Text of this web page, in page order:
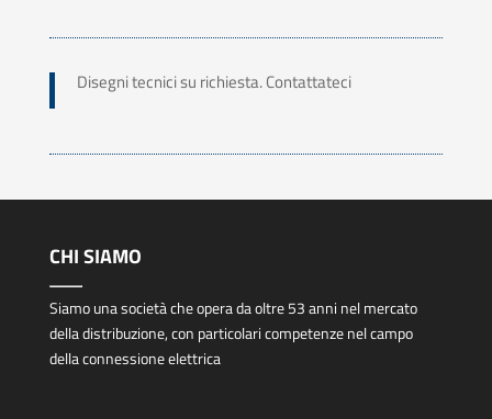
Disegni tecnici su richiesta. Contattateci
CHI SIAMO
Siamo una società che opera da oltre 53 anni nel mercato
della distribuzione, con particolari competenze nel campo
della connessione elettrica